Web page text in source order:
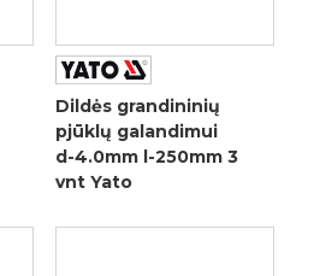
Dildės grandininių
pjūklų galandimui
d-4.0mm l-250mm 3
vnt Yato